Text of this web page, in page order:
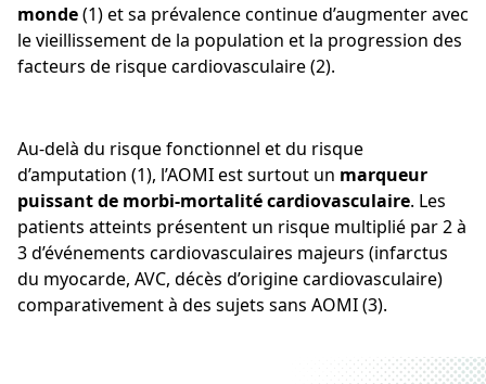
monde(1) et sa prévalence continue d’augmenter avec
le vieillissement de la population et la progression des
facteurs de risque cardiovasculaire (2).
Au-delà du risque fonctionnel et du risque
d’amputation (1), l’AOMI est surtout un marqueur
puissant de morbi-mortalité cardiovasculaire. Les
patients atteints présentent un risque multiplié par 2 à
3 d’événements cardiovasculaires majeurs (infarctus
du myocarde, AVC, décès d’origine cardiovasculaire)
comparativement à des sujets sans AOMI (3).